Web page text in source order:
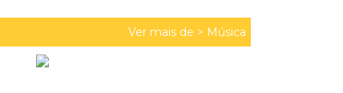
Ver mais de > Música